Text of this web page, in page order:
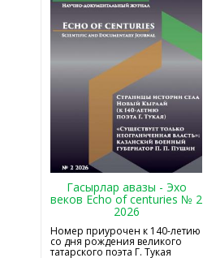
Гасырлар авазы - Эхо
веков Echo of centuries № 2
2026
Номер приурочен к 140-летию
со дня рождения великого
татарского поэта Г. Тукая